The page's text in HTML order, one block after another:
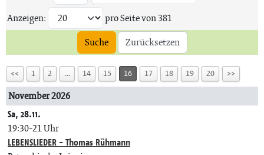
Anzeigen:
pro Seite von381
Suche
Zurücksetzen
<< 1 2 … 14 15 16 17 18 19 20 >>
November 2026
Sa, 28.11.
19:30-21 Uhr
LEBENSLIEDER - Thomas Rühmann